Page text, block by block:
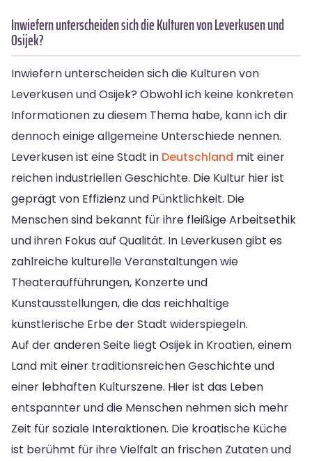
Inwiefern unterscheiden sich die Kulturen von Leverkusen und
Osijek?
Inwiefern unterscheiden sich die Kulturen von
Leverkusen und Osijek? Obwohl ich keine konkreten
Informationen zu diesem Thema habe, kann ich dir
dennoch einige allgemeine Unterschiede nennen.
Leverkusen ist eine Stadt in Deutschland mit einer
reichen industriellen Geschichte. Die Kultur hier ist
geprägt von Effizienz und Pünktlichkeit. Die
Menschen sind bekannt für ihre fleißige Arbeitsethik
und ihren Fokus auf Qualität. In Leverkusen gibt es
zahlreiche kulturelle Veranstaltungen wie
Theateraufführungen, Konzerte und
Kunstausstellungen, die das reichhaltige
künstlerische Erbe der Stadt widerspiegeln.
Auf der anderen Seite liegt Osijek in Kroatien, einem
Land mit einer traditionsreichen Geschichte und
einer lebhaften Kulturszene. Hier ist das Leben
entspannter und die Menschen nehmen sich mehr
Zeit für soziale Interaktionen. Die kroatische Küche
ist berühmt für ihre Vielfalt an frischen Zutaten und